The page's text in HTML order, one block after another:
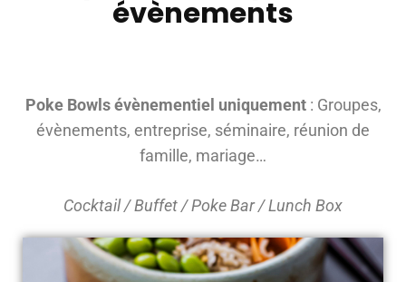
évènements
Poke Bowls évènementiel uniquement: Groupes,
évènements, entreprise, séminaire, réunion de
famille, mariage…
Cocktail / Buffet / Poke Bar / Lunch Box